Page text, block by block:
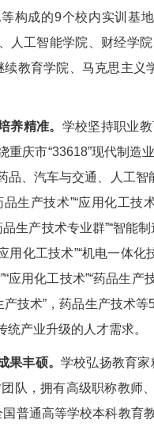
构成的9个校内实训基
人工智能学院、财经学
教育学院、马克思主
养精准。 学校坚持职业
重庆市“33618”现代制
品、汽车与交通、人工
生产技术”“应用化工技
生产技术专业群”“智能
用化工技术”“机电一体
应用化工技术”“药品生产
产技术”，药品生产技术
产业升级的人才需求。
果丰硕。学校弘扬教育家
队，拥有高级职称教师
普通高等学校本科教育